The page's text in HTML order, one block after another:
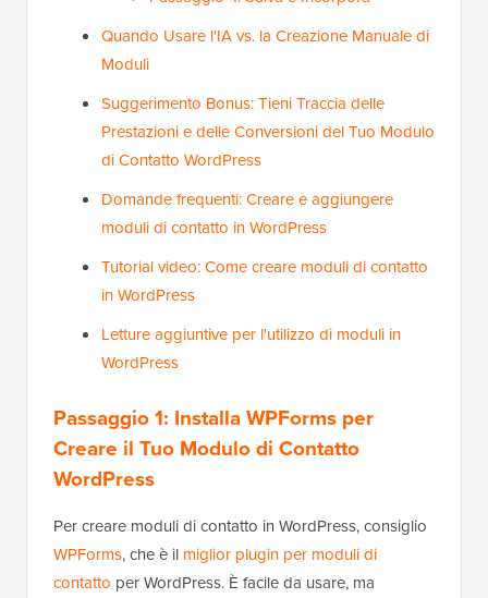
Quando Usare l'IA vs. la Creazione Manuale di
Moduli
Suggerimento Bonus: Tieni Traccia delle
Prestazioni e delle Conversioni del Tuo Modulo
di Contatto WordPress
Domande frequenti: Creare e aggiungere
moduli di contatto in WordPress
Tutorial video: Come creare moduli di contatto
in WordPress
Letture aggiuntive per l'utilizzo di moduli in
WordPress
Passaggio 1: Installa WPForms per
Creare il Tuo Modulo di Contatto
WordPress
Per creare moduli di contatto in WordPress, consiglio
WPForms, che è il miglior plugin per moduli di
contatto per WordPress. È facile da usare, ma